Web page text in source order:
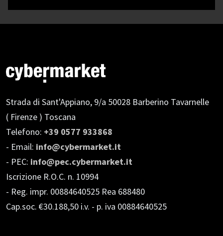
Strada di Sant'Appiano, 9/a 50028 Barberino Tavarnelle
( Firenze ) Toscana
Telefono: +39 0577 933868
- Email: info@cybermarket.it
- PEC: info@pec.cybermarket.it
Iscrizione R.O.C. n. 10994
- Reg. impr. 00884640525 Rea 688480
Cap.soc. €30.188,50 i.v. - p. iva 00884640525